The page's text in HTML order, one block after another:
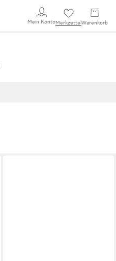
Mein KontoMerkzettel Warenkorb